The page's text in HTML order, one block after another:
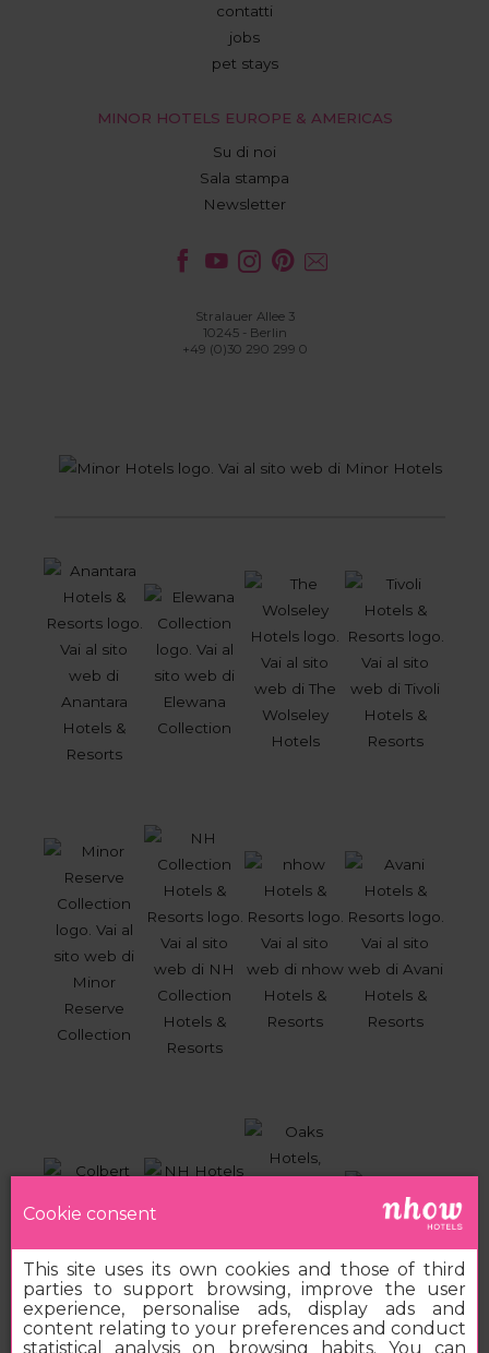
contatti
jobs
pet stays
MINOR HOTELS EUROPE & AMERICAS
Su di noi
Sala stampa
Newsletter
Stralauer Allee 3
10245 - Berlin
+49 (0)30 290 299 0
Cookie consent
This site uses its own cookies and those of third
parties to support browsing, improve the user
experience, personalise ads, display ads and
content relating to your preferences and conduct
statistical analysis on browsing habits. You can